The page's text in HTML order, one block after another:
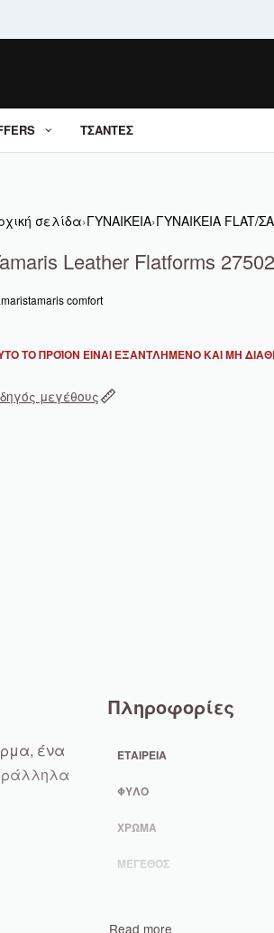
ΤΣΑΝΤΕΣ
σελίδα›ΓΥΝΑΙΚΕΙΑ›ΓΥΝΑΙΚΕΙΑ FLAT/
Leather Flatforms 27502
tamaris comfort
ΤΟ ΠΡΟΪΌΝ ΕΊΝΑΙ ΕΞΑΝΤΛΗΜΈΝΟ ΚΑΙ ΜΗ
μεγέθους
ένα
Πληροφορίες
ΕΤΑΙΡΕΊΑ
ΦΎΛΟ
ΧΡΏΜΑ
ΜΈΓΕΘΟΣ